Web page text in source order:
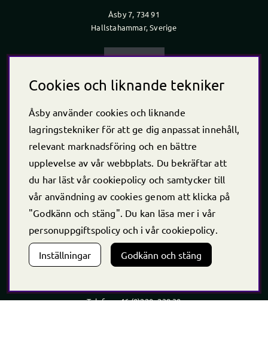
Åsby 7, 734 91
Hallstahammar, Sverige
Öppet årets alla dagar
10.00 - 18.00
Lördag - Söndag
10.00 - 16.00
*Caféet stänger 30 min innan butiken stänger
Telefon+46 (0)220 -238 30
Cookies och liknande tekniker
Åsby använder cookies och liknande
lagringstekniker för att ge dig anpassat innehåll,
relevant marknadsföring och en bättre
upplevelse av vår webbplats. Du bekräftar att
du har läst vår cookiepolicy och samtycker till
vår användning av cookies genom att klicka på
"Godkänn och stäng". Du kan läsa mer i vår
personuppgiftspolicy och i vårcookiepolicy.
Inställningar Godkänn och stäng